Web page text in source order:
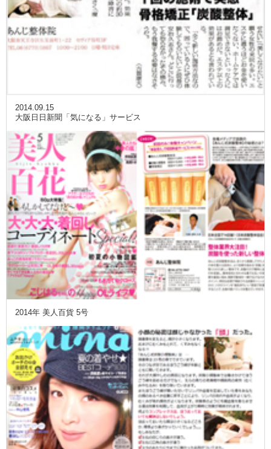
2014.09.15
大阪日日新聞「気になる」サービス
2014年 美人百貨 5号